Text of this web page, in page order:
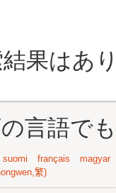
果はあ
言語で
suomi français
magyar
繁)